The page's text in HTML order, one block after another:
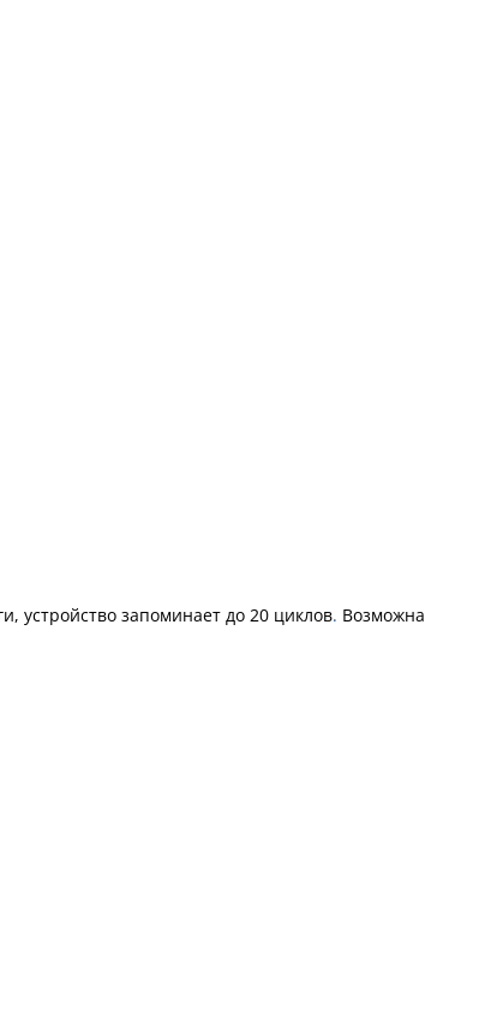
устройство запоминает до 20 циклов. Возможна